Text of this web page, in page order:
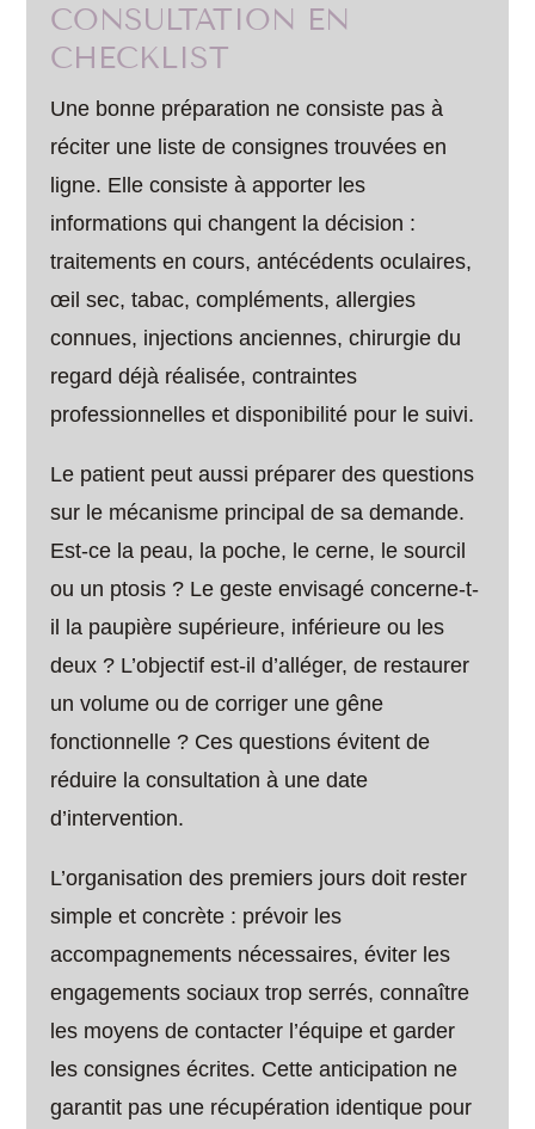
CONSULTATION EN
CHECKLIST
Une bonne préparation ne consiste pas à
réciter une liste de consignes trouvées en
ligne. Elle consiste à apporter les
informations qui changent la décision :
traitements en cours, antécédents oculaires,
œil sec, tabac, compléments, allergies
connues, injections anciennes, chirurgie du
regard déjà réalisée, contraintes
professionnelles et disponibilité pour le suivi.
Le patient peut aussi préparer des questions
sur le mécanisme principal de sa demande.
Est-ce la peau, la poche, le cerne, le sourcil
ou un ptosis ? Le geste envisagé concerne-t-
il la paupière supérieure, inférieure ou les
deux ? L’objectif est-il d’alléger, de restaurer
un volume ou de corriger une gêne
fonctionnelle ? Ces questions évitent de
réduire la consultation à une date
d’intervention.
L’organisation des premiers jours doit rester
simple et concrète : prévoir les
accompagnements nécessaires, éviter les
engagements sociaux trop serrés, connaître
les moyens de contacter l’équipe et garder
les consignes écrites. Cette anticipation ne
garantit pas une récupération identique pour